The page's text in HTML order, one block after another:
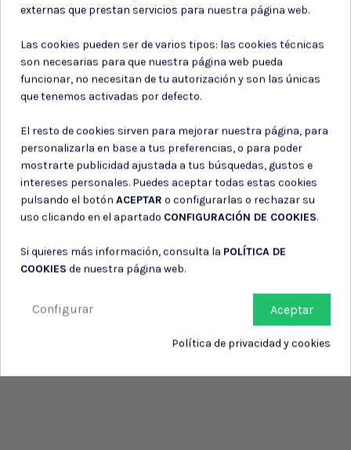
información de contacto en el aviso legal.
Consiento el uso de mis datos para los fines indicados en la
Política de privacidad
Consiento el uso de mis datos personales para recibir publicidad
externas que prestan servicios para nuestra página web.
Las cookies pueden ser de varios tipos: las cookies técnicas
son necesarias para que nuestra página web pueda
funcionar, no necesitan de tu autorización y son las únicas
que tenemos activadas por defecto.
El resto de cookies sirven para mejorar nuestra página, para
personalizarla en base a tus preferencias, o para poder
mostrarte publicidad ajustada a tus búsquedas, gustos e
intereses personales. Puedes aceptar todas estas cookies
pulsando el botón ACEPTAR o configurarlas o rechazar su
uso clicando en el apartado CONFIGURACIÓN DE COOKIES.
Si quieres más información, consulta la POLÍTICA DE
COOKIES de nuestra página web.
Aceptar
Configurar
Política de privacidad y cookies